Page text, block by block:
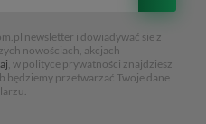
newsletter i dowiadywać sie z
nowościach, akcjach
, w polityce prywatności znajdziesz
będziemy przetwarzać Twoje dane